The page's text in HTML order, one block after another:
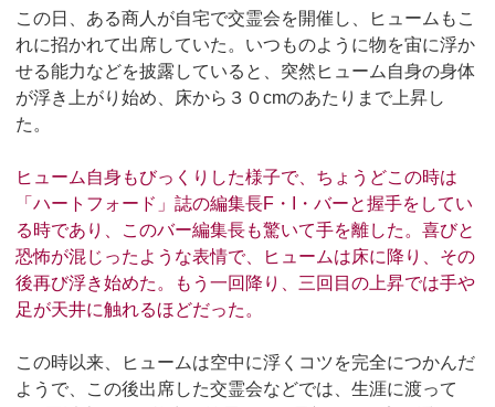
この日、ある商人が自宅で交霊会を開催し、ヒュームもこ
れに招かれて出席していた。いつものように物を宙に浮か
せる能力などを披露していると、突然ヒューム自身の身体
が浮き上がり始め、床から３０cmのあたりまで上昇し
た。
ヒューム自身もびっくりした様子で、ちょうどこの時は
「ハートフォード」誌の編集長F・I・バーと握手をしてい
る時であり、このバー編集長も驚いて手を離した。喜びと
恐怖が混じったような表情で、ヒュームは床に降り、その
後再び浮き始めた。もう一回降り、三回目の上昇では手や
足が天井に触れるほどだった。
この時以来、ヒュームは空中に浮くコツを完全につかんだ
ようで、この後出席した交霊会などでは、生涯に渡って